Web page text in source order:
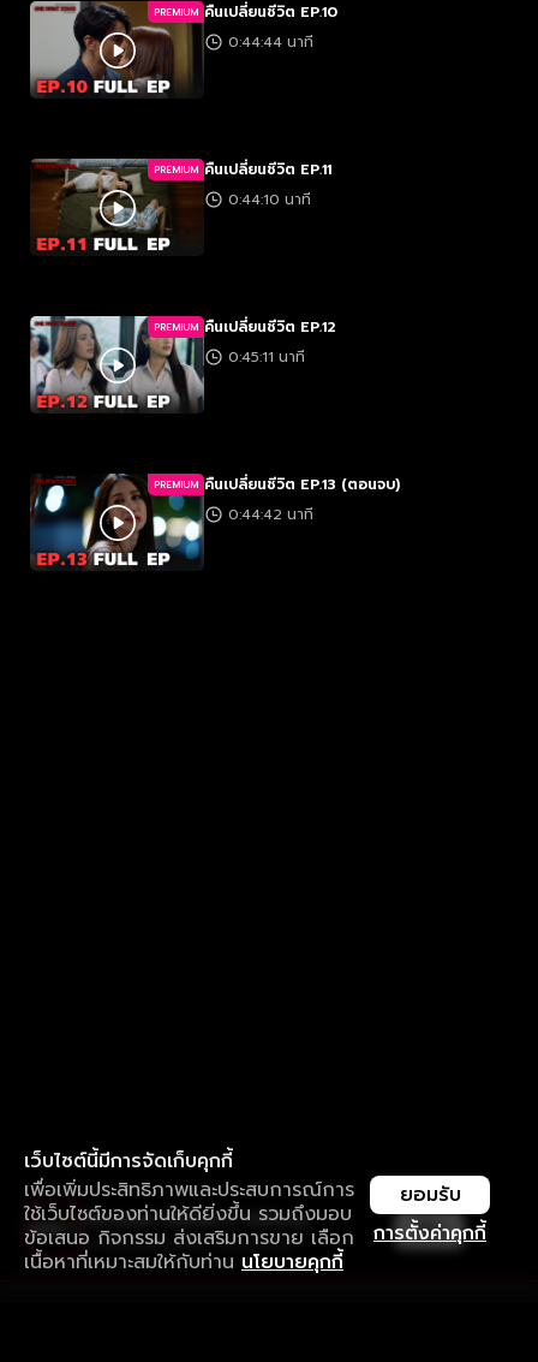
PREMIUM คืนเปลี่ยนชีวิต EP.10
0:44:44 นาที
PREMIUM คืนเปลี่ยนชีวิต EP.11
0:44:10 นาที
PREMIUM คืนเปลี่ยนชีวิต EP.12
0:45:11 นาที
PREMIUM คืนเปลี่ยนชีวิต EP.13 (ตอนจบ)
0:44:42 นาที
เว็บไซต์นี้มีการจัดเก็บคุกกี้
เพื่อเพิ่มประสิทธิภาพและประสบการณ์การ
ใช้เว็บไซต์ของท่านให้ดียิ่งขึ้น รวมถึงมอบ
ข้อเสนอ กิจกรรม ส่งเสริมการขาย เลือก
เนื้อหาที่เหมาะสมให้กับท่าน นโยบายคุกกี้
การตั้งค่าคุกกี้
ยอมรับ
ใช้งานแอป ลื่นไหลกว่า ไม่มีสะดุด
ดาวน์โหลดแอปเพื่อการรับชมที่ดีกว่า เปิด